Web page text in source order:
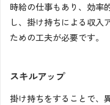
時給の仕事もあり、効率
し、掛け持ちによる収入
ための工夫が必要です。
スキルアップ
掛け持ちをすることで、